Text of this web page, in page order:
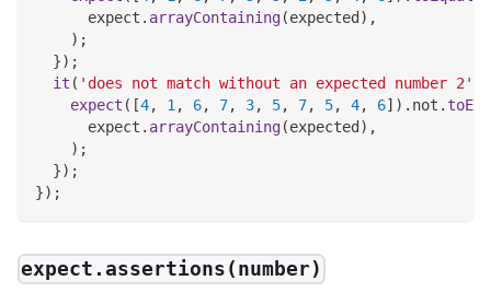
      expect
. arrayContaining(expected ) ,
) ;
}) ;
it ( 'does not match without an expected number 2'
expect ( [4, 1 , 6, 7, 3, 5, 7, 5, 4, 6] ) . not .
      expect
. arrayContaining(expected ) ,
) ;
}) ;
}) ;
expect.assertions(number)